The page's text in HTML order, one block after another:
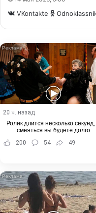
VKontakte
20 ч. назад
Ролик длится несколько
смеяться вы будете долго
200
54 49